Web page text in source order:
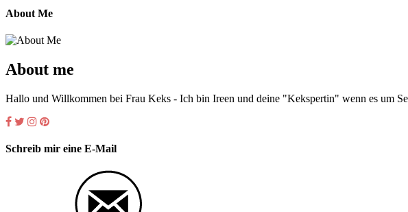
About Me
About me
Hallo und Willkommen bei Frau Keks - Ich bin Ireen und deine "Kekspertin" wenn es um
Schreib mir eine E-Mail